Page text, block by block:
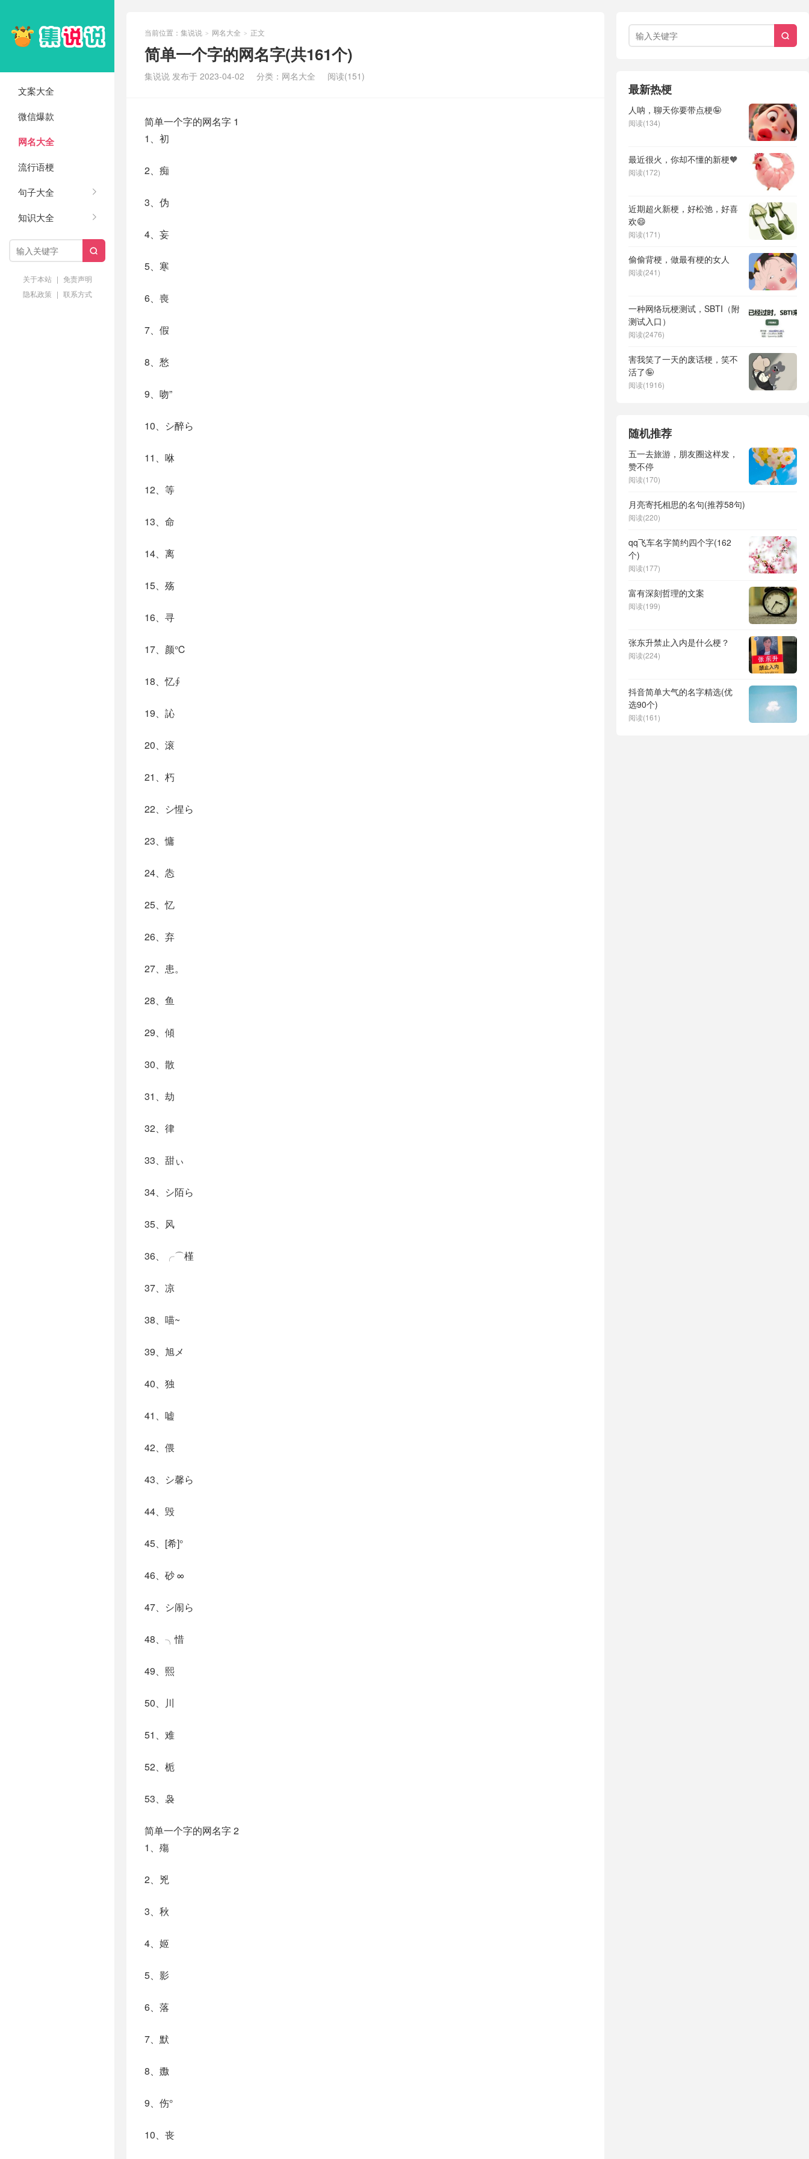
文案大全
微信爆款
网名大全
流行语梗
句子大全
知识大全

关于本站 | 免责声明
隐私政策 | 联系方式
当前位置： 集说说 > 网名大全 > 正文
简单一个字的网名字(共161个)
集说说 发布于 2023-04-02 分类： 网名大全 阅读(151)
简单一个字的网名字 1
1、初
2、痴
3、伪
4、妄
5、寒
6、喪
7、假
8、愁
9、吻”
10、シ醉ら
11、咻
12、等
13、命
14、离
15、殇
16、寻
17、颜℃
18、忆∮
19、訫
20、滚
21、朽
22、シ惺ら
23、慵
24、怣
25、忆
26、弃
27、患。
28、鱼
29、傾
30、散
31、劫
32、律
33、甜ぃ
34、シ陌ら
35、风
36、╭⌒槿
37、凉
38、喵~
39、旭メ
40、独
41、嘘
42、偎
43、シ馨ら
44、毁
45、[希]°
46、砂 ∞
47、シ闹ら
48、╮惜
49、熙
50、川
51、难
52、栀
53、袅
简单一个字的网名字 2
1、殤
2、兇
3、秋
4、姬
5、影
6、落
7、默
8、嫐
9、伤°
10、丧

最新热梗
人呐，聊天你要带点梗🤪
阅读(134)
最近很火，你却不懂的新梗🧡
阅读(172)
近期超火新梗，好松弛，好喜
欢😄
阅读(171)
偷偷背梗，做最有梗的女人
阅读(241)
一种网络玩梗测试，SBTI（附
测试入口）
阅读(2476)
害我笑了一天的废话梗，笑不
活了🤪
阅读(1916)
随机推荐
五一去旅游，朋友圈这样发，
赞不停
阅读(170)
月亮寄托相思的名句(推荐58句)
阅读(220)
qq飞车名字简约四个字(162
个)
阅读(177)
富有深刻哲理的文案
阅读(199)
张东升禁止入内是什么梗？
阅读(224)
抖音简单大气的名字精选(优
选90个)
阅读(161)